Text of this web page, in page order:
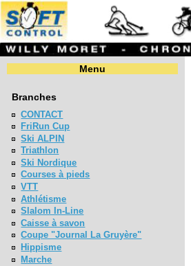
Menu
Branches
CONTACT
FriRun Cup
Ski ALPIN
Triathlon
Ski Nordique
Courses à pieds
VTT
Athlétisme
Slalom In-Line
Caisse à savon
Coupe "Journal La Gruyère"
Hippisme
Marche